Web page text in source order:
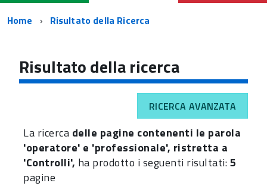
Percorso
navigazione
Home Risultato della Ricerca
Risultato della ricerca
RICERCA AVANZATA
La ricerca delle pagine contenenti le parola
'operatore' e 'professionale', ristretta a
'Controlli', ha prodotto i seguenti risultati:5
pagine